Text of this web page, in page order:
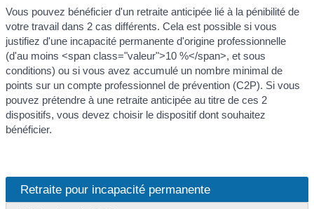
Vous pouvez bénéficier d'un retraite anticipée lié à la pénibilité de
votre travail dans 2 cas différents. Cela est possible si vous
justifiez d'une incapacité permanente d'origine professionnelle
(d'au moins <span class="valeur">10 %</span>, et sous
conditions) ou si vous avez accumulé un nombre minimal de
points sur un compte professionnel de prévention (C2P). Si vous
pouvez prétendre à une retraite anticipée au titre de ces 2
dispositifs, vous devez choisir le dispositif dont souhaitez
bénéficier.
Retraite pour incapacité permanente